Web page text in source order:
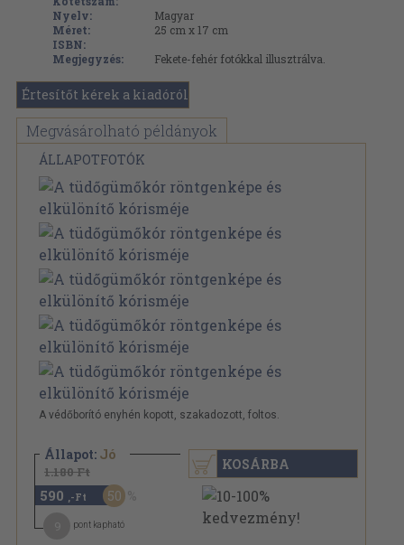
Nyelv:
Magyar
Méret:
25 cm x 17 cm
ISBN:
Megjegyzés:
Fekete-fehér fotókkal illusztrálva.
Értesítőt kérek a kiadóról
Megvásárolható példányok
ÁLLAPOTFOTÓK
A védőborító enyhén kopott, szakadozott, foltos.
Állapot: Jó
1.180 Ft
590 ,-Ft 50
pont kapható
KOSÁRBA